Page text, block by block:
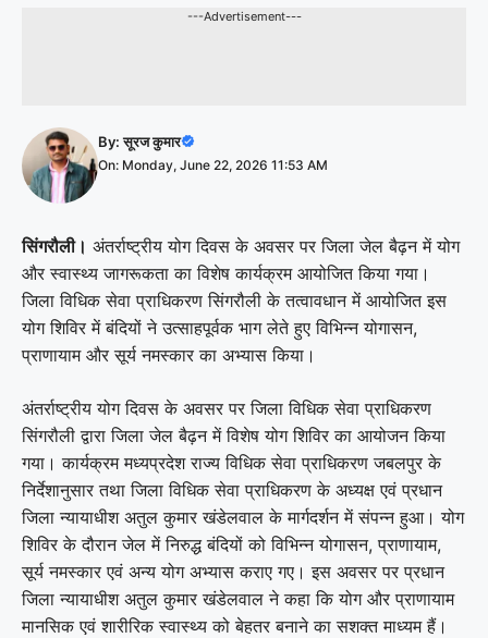
---Advertisement---
By:सूरज कुमार
On: Monday, June 22, 2026 11:53 AM
सिंगरौली। अंतर्राष्ट्रीय योग दिवस के अवसर पर जिला जेल बैढ़न में योग
और स्वास्थ्य जागरूकता का विशेष कार्यक्रम आयोजित किया गया।
जिला विधिक सेवा प्राधिकरण सिंगरौली के तत्वावधान में आयोजित इस
योग शिविर में बंदियों ने उत्साहपूर्वक भाग लेते हुए विभिन्न योगासन,
प्राणायाम और सूर्य नमस्कार का अभ्यास किया।
अंतर्राष्ट्रीय योग दिवस के अवसर पर जिला विधिक सेवा प्राधिकरण
सिंगरौली द्वारा जिला जेल बैढ़न में विशेष योग शिविर का आयोजन किया
गया। कार्यक्रम मध्यप्रदेश राज्य विधिक सेवा प्राधिकरण जबलपुर के
निर्देशानुसार तथा जिला विधिक सेवा प्राधिकरण के अध्यक्ष एवं प्रधान
जिला न्यायाधीश अतुल कुमार खंडेलवाल के मार्गदर्शन में संपन्न हुआ। योग
शिविर के दौरान जेल में निरुद्ध बंदियों को विभिन्न योगासन, प्राणायाम,
सूर्य नमस्कार एवं अन्य योग अभ्यास कराए गए। इस अवसर पर प्रधान
जिला न्यायाधीश अतुल कुमार खंडेलवाल ने कहा कि योग और प्राणायाम
मानसिक एवं शारीरिक स्वास्थ्य को बेहतर बनाने का सशक्त माध्यम हैं।